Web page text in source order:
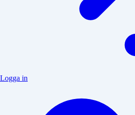
Logga in